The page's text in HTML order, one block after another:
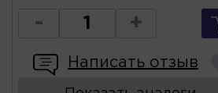
- +
Написать отзыв